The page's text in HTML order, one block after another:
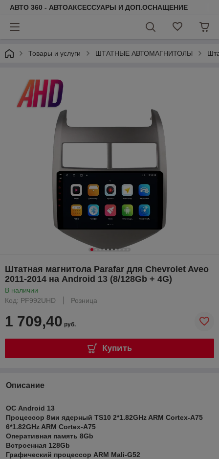
АВТО 360 - АВТОАКСЕССУАРЫ И ДОП.ОСНАЩЕНИЕ
Товары и услуги ШТАТНЫЕ АВТОМАГНИТОЛЫ
Штатная магнитола Parafar для Chevrolet Aveo
2011-2014 на Android 13 (8/128Gb + 4G)
В наличии
Код: PF992UHD
Розница
1 709,40 руб.
Купить
Описание
ОС Android 13
Процессор 8ми ядерный TS10 2*1.82GHz ARM Cortex-A75
6*1.82GHz ARM Cortex-A75
Оперативная память 8Gb
Встроенная 128Gb
Графический процессор ARM Mali-G52